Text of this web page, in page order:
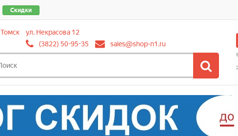
Скидки
Томск
ул. Некрасова 12
(3822) 50-95-35
sales@shop-n1.ru